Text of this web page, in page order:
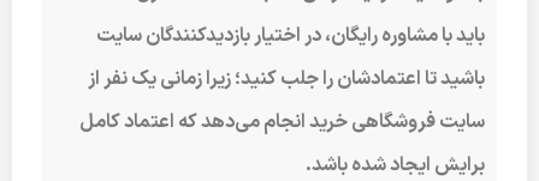
باید با مشاوره رایگان، در اختیار بازدیدکنندگان سایت
باشید تا اعتمادشان را جلب کنید؛ زیرا زمانی یک نفر از
سایت فروشگاهی خرید انجام می‌دهد که اعتماد کامل
برایش ایجاد شده باشد.